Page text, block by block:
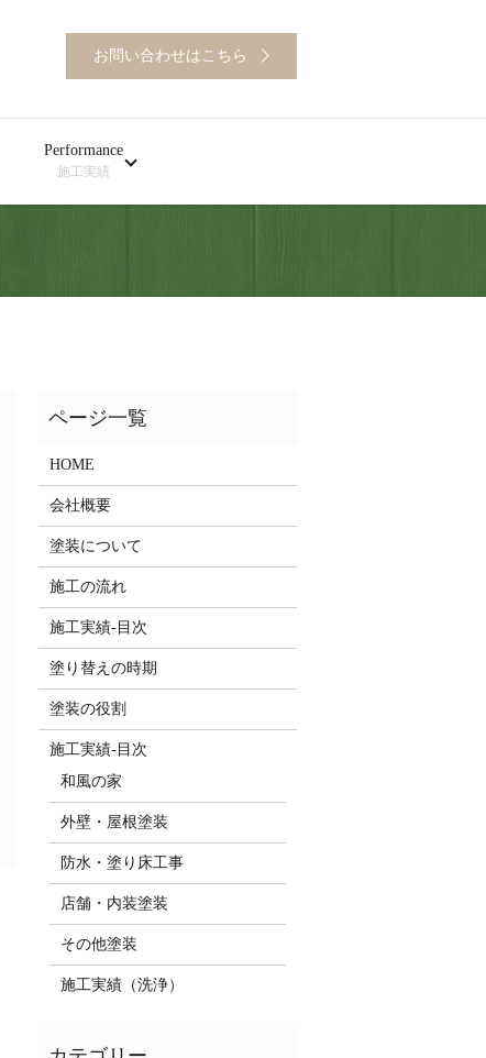
お問い合わせはこちら
Performance
施工実績
HOME
会社概要
塗装について
施工の流れ
施工実績-目次
塗り替えの時期
塗装の役割
施工実績-目次
和風の家
外壁・屋根塗装
防水・塗り床工事
店舗・内装塗装
その他塗装
施工実績（洗浄）